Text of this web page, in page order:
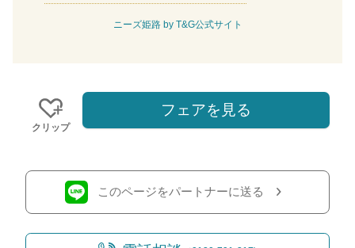
おトクな特典つきフェア
8/8 残◯
【1件目来館特典】最大8.5万円ギフト
フェア一覧
ニーズ姫路 by T&G公式サイト
クリップ
フェアを見る
このページをパートナーに送る